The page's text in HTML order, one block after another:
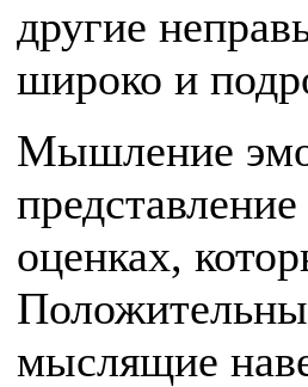
другие
широко и
Мышление
оценках,
мыслящие